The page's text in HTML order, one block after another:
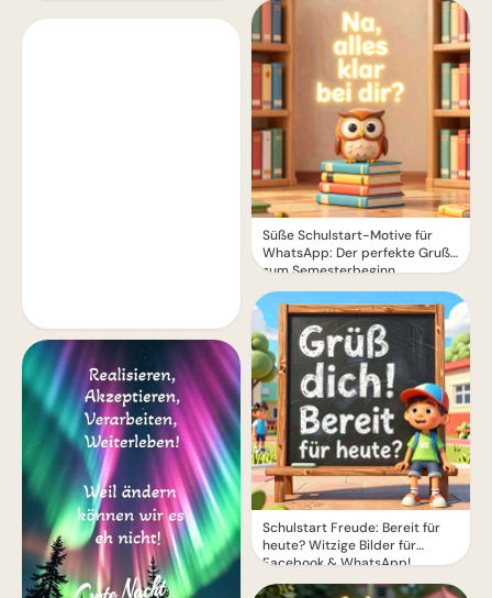
Süße Schulstart-Motive für
WhatsApp: Der perfekte Gruß
zum Semesterbeginn
Schulstart Freude: Bereit für
heute? Witzige Bilder für
Facebook & WhatsApp!